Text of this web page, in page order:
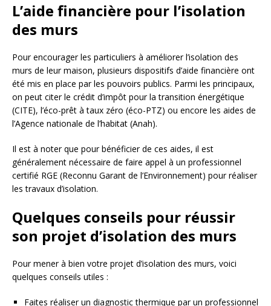
L’aide financière pour l’isolation
des murs
Pour encourager les particuliers à améliorer l’isolation des
murs de leur maison, plusieurs dispositifs d’aide financière ont
été mis en place par les pouvoirs publics. Parmi les principaux,
on peut citer le crédit d’impôt pour la transition énergétique
(CITE), l’éco-prêt à taux zéro (éco-PTZ) ou encore les aides de
l’Agence nationale de l’habitat (Anah).
Il est à noter que pour bénéficier de ces aides, il est
généralement nécessaire de faire appel à un professionnel
certifié RGE (Reconnu Garant de l’Environnement) pour réaliser
les travaux d’isolation.
Quelques conseils pour réussir
son projet d’isolation des murs
Pour mener à bien votre projet d’isolation des murs, voici
quelques conseils utiles :
Faites réaliser un diagnostic thermique par un professionnel